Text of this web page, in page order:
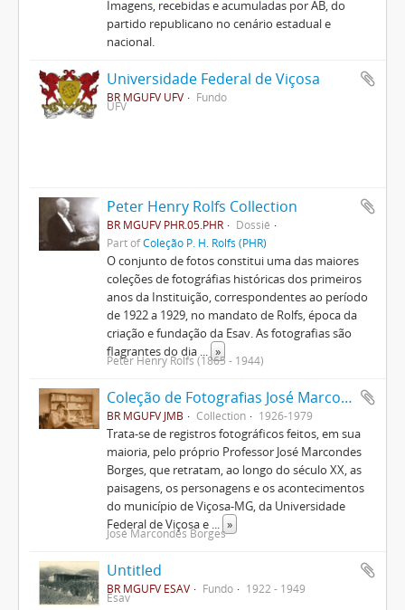
Imagens, recebidas e acumuladas por AB, do
partido republicano no cenário estadual e
nacional.
Universidade Federal de Viçosa
BR MGUFV UFV Fundo
UFV
Peter Henry Rolfs Collection
BR MGUFV PHR.05.PHR
Dossiê
Part ofColeção P. H. Rolfs (PHR)
O conjunto de fotos constitui uma das maiores
coleções de fotográfias históricas dos primeiros
anos da Instituição, correspondentes ao período
de 1922 a 1929, no mandato de Rolfs, época da
criação e fundação da Esav. As fotografias são
flagrantes do dia
»
Peter Henry Rolfs (1865 - 1944)
Coleção de Fotografias José Marcondes Borges
BR MGUFV JMB Collection 1926-1979
Trata-se de registros fotográficos feitos, em sua
maioria, pelo próprio Professor José Marcondes
Borges, que retratam, ao longo do século XX, as
paisagens, os personagens e os acontecimentos
do município de Viçosa-MG, da Universidade
Federal de Viçosa e
»
José Marcondes Borges
Untitled
BR MGUFV ESAV Fundo 1922 - 1949
Esav